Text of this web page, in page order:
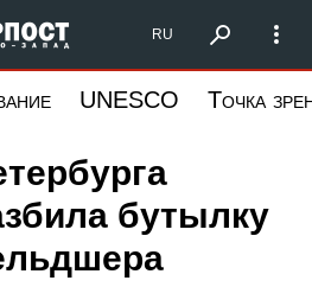
Северо-Запад
RU
UNESCO Точка
бутылку